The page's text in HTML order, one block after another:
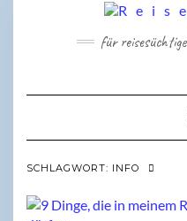
für
SCHLAGWORT: INFO